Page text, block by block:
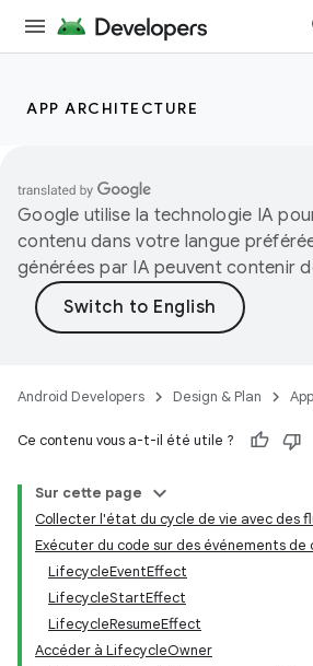
APP ARCHITECTURE
Google utilise la technologie IA
contenu dans votre langue
générées par IA peuvent contenir
Android Developers Design & Plan
Ce contenu vous a-t-il été utile ?
Sur cette page
Collecter l'état du cycle de vie avec des
Exécuter du code sur des événements de
LifecycleEventEffect
LifecycleStartEffect
LifecycleResumeEffect
Accéder à LifecycleOwner